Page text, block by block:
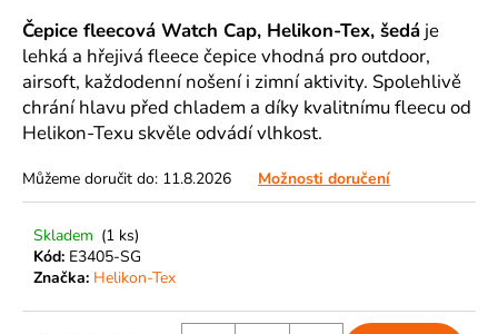
Čepice fleecová Watch Cap, Helikon-Tex, šedá je
lehká a hřejivá fleece čepice vhodná pro outdoor,
airsoft, každodenní nošení i zimní aktivity. Spolehlivě
chrání hlavu před chladem a díky kvalitnímu fleecu od
Helikon-Texu skvěle odvádí vlhkost.
Můžeme doručit do: 11.8.2026 Možnosti doručení
Skladem (1 ks)
Kód: E3405-SG
Značka: Helikon-Tex
HLEDAT
o
p
o
r
u